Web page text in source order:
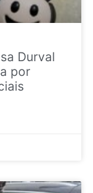
Durval
por